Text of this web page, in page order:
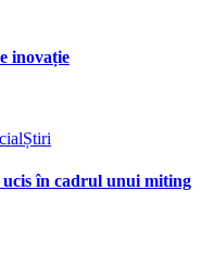
inovație
Știri
ucis în cadrul unui miting